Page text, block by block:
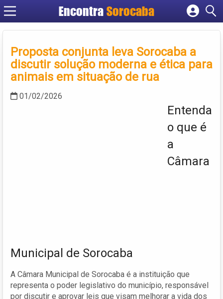
EncontraSorocaba
Cadastrar empresa
Criar conta
Proposta conjunta leva Sorocaba a
discutir solução moderna e ética para
animais em situação de rua
01/02/2026
Entenda
o que é
a
Câmara
Municipal de Sorocaba
A Câmara Municipal de Sorocaba é a instituição que
representa o poder legislativo do município, responsável
por discutir e aprovar leis que visam melhorar a vida dos